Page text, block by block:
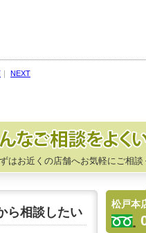
｜ NEXT
はお近くの店舗へお気軽にご相談
ら相談したい
松戸本